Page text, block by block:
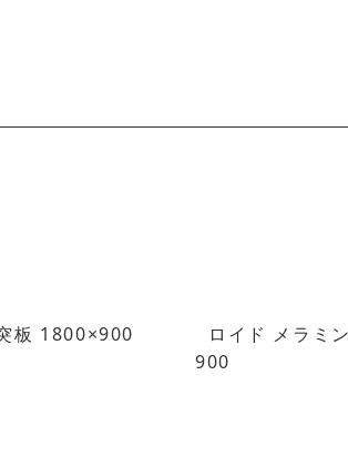
板 1800×900
ロイド メラミ
900